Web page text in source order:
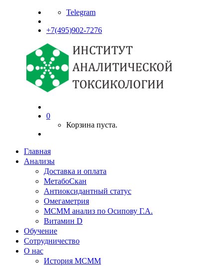
Telegram
+7(495)902-7276
0
Корзина пуста.
Главная
Анализы
Доставка и оплата
МетабоСкан
Антиоксидантный статус
Омегаметрия
МСММ анализ по Осипову Г.А.
Витамин D
Обучение
Сотрудничество
О нас
История МСММ